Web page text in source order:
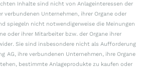
Inhalte sind nicht von Anlageinteressen der
verbundenen Unternehmen, ihrer Organe oder
spiegeln nicht notwendigerweise die Meinungen
oder ihrer Mitarbeiter bzw. der Organe ihrer
Sie sind insbesondere nicht als Aufforderung
AG, ihre verbundenen Unternehmen, ihre Organe
bestimmte Anlageprodukte zu kaufen oder